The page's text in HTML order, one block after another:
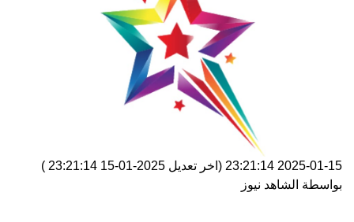
2025-01-15 23:21:14 (اخر تعديل 2025-01-15 23:21:14
)
بواسطة الشاهد نيوز